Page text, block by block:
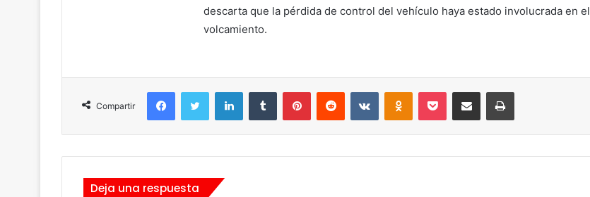
descarta que la pérdida de control del vehículo haya estado involucrada en el
volcamiento.
Compartir
Deja una respuesta